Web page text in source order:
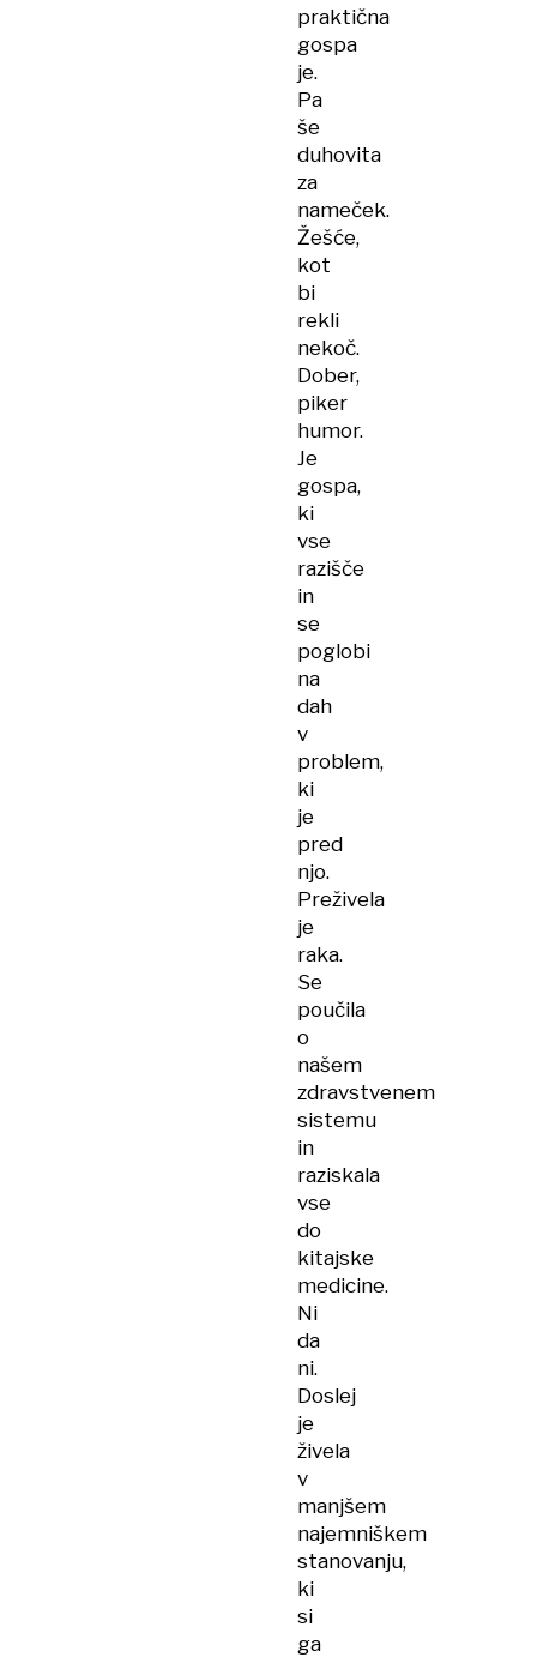
praktična
gospa
je.
Pa
še
duhovita
za
nameček.
Žešće,
kot
bi
rekli
nekoč.
Dober,
piker
humor.
Je
gospa,
ki
vse
razišče
in
se
poglobi
na
dah
v
problem,
ki
je
pred
njo.
Preživela
je
raka.
Se
poučila
o
našem
zdravstvenem
sistemu
in
raziskala
vse
do
kitajske
medicine.
Ni
da
ni.
Doslej
je
živela
v
manjšem
najemniškem
stanovanju,
ki
si
ga